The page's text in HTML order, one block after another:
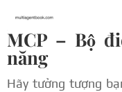
MCP – Bộ
năng
Hãy tưởng tượng